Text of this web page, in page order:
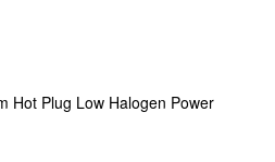
Hot Plug Low Halogen Power